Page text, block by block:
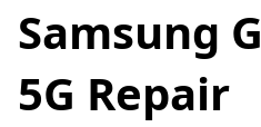
Samsung
5G Repair